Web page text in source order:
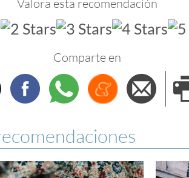
Valora esta recomendación
Comparte en
FacebookWhatsappMenéame